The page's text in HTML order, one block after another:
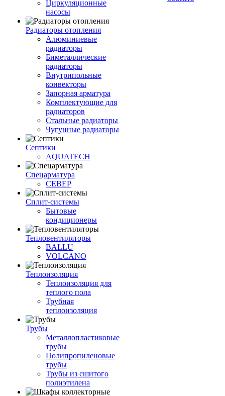
Циркуляционные
насосы
Радиаторы отопления
Алюминиевые
радиаторы
Биметаллические
радиаторы
Внутрипольные
конвекторы
Запорная арматура
Комплектующие для
радиаторов
Стальные радиаторы
Чугунные радиаторы
Септики
AQUATECH
Спецарматура
СЕВЕР
Сплит-системы
Бытовые
кондиционеры
Тепловентиляторы
BALLU
VOLCANO
Теплоизоляция
Теплоизоляция для
теплого пола
Трубная
теплоизоляция
Трубы
Металлопластиковые
трубы
Полипропиленовые
трубы
Трубы из сшитого
полиэтилена